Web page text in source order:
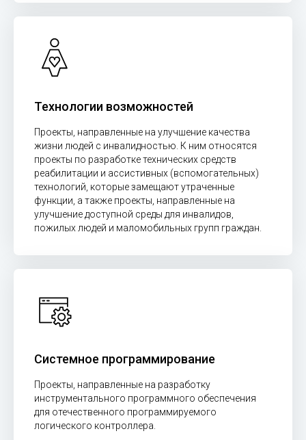
Технологии возможностей
Проекты, направленные на улучшение качества
жизни людей с инвалидностью. К ним относятся
проекты по разработке технических средств
реабилитации и ассистивных (вспомогательных)
технологий, которые замещают утраченные
функции, а также проекты, направленные на
улучшение доступной среды для инвалидов,
пожилых людей и маломобильных групп граждан.
Системное программирование
Проекты, направленные на разработку
инструментального программного обеспечения
для отечественного программируемого
логического контроллера.